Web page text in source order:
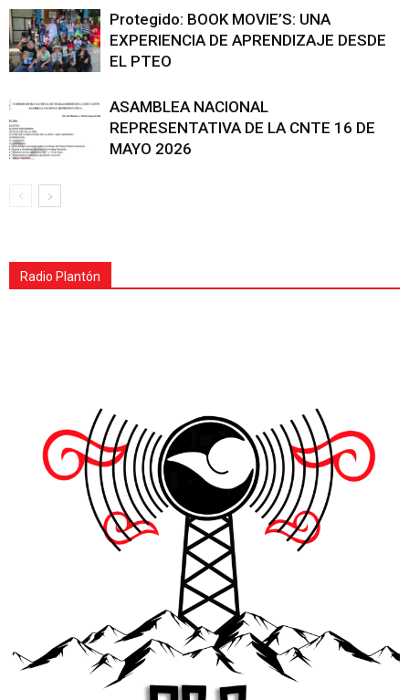
Protegido: BOOK MOVIE’S: UNA
EXPERIENCIA DE APRENDIZAJE DESDE
EL PTEO
ASAMBLEA NACIONAL
REPRESENTATIVA DE LA CNTE 16 DE
MAYO 2026
Radio Plantón